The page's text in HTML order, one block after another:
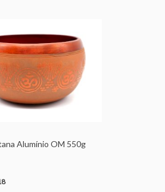
Alumínio OM 550g